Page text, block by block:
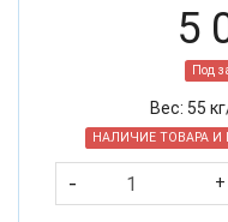
5
Под
Вес: 55
НАЛИЧИЕ ТОВАРА И
- +